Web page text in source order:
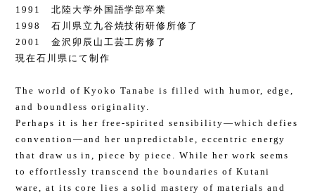
1991 北陸大学外国語学部卒業
1998 石川県立九谷焼技術研修所修了
2001 金沢卯辰山工芸工房修了
現在石川県にて制作
The world of Kyoko Tanabe is filled with humor, edge,
and boundless originality.
Perhaps it is her free-spirited sensibility—which defies
convention—and her unpredictable, eccentric energy
that draw us in, piece by piece. While her work seems
to effortlessly transcend the boundaries of Kutani
ware, at its core lies a solid mastery of materials and